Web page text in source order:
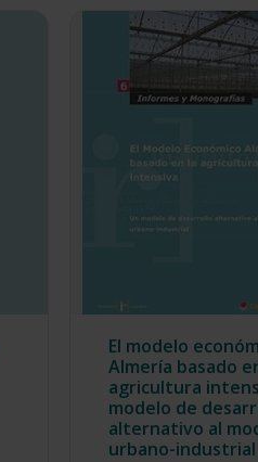
El modelo
Almería basado
agricultura
modelo de
alternativo al
urbano-industrial